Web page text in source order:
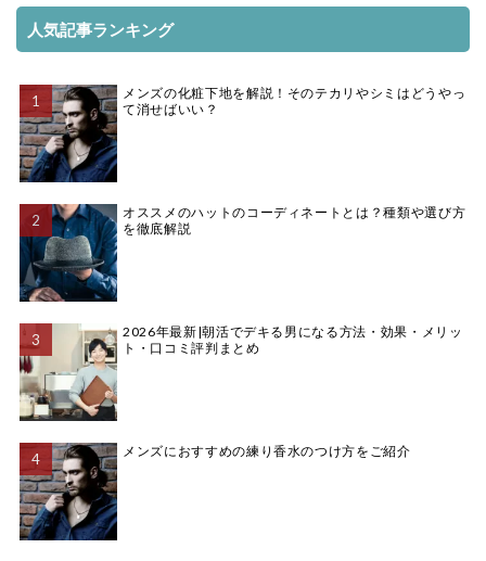
人気記事ランキング
メンズの化粧下地を解説！そのテカリやシミはどうやっ
て消せばいい？
オススメのハットのコーディネートとは？種類や選び方
を徹底解説
2026年最新|朝活でデキる男になる方法・効果・メリッ
ト・口コミ評判まとめ
メンズにおすすめの練り香水のつけ方をご紹介